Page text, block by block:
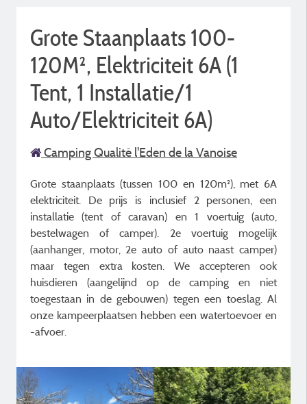
Grote Staanplaats 100-
120M², Elektriciteit 6A (1
Tent, 1 Installatie/1
Auto/Elektriciteit 6A)
Camping Qualité l'Eden de la Vanoise
Grote staanplaats (tussen 100 en 120m²), met 6A
elektriciteit. De prijs is inclusief 2 personen, een
installatie (tent of caravan) en 1 voertuig (auto,
bestelwagen of camper). 2e voertuig mogelijk
(aanhanger, motor, 2e auto of auto naast camper)
maar tegen extra kosten. We accepteren ook
huisdieren (aangelijnd op de camping en niet
toegestaan in de gebouwen) tegen een toeslag. Al
onze kampeerplaatsen hebben een watertoevoer en
-afvoer.